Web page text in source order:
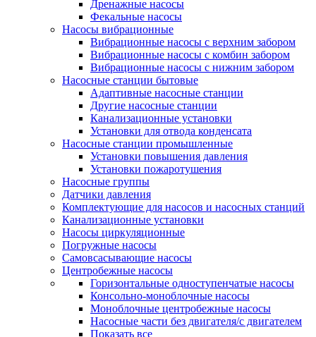
Дренажные насосы
Фекальные насосы
Насосы вибрационные
Вибрационные насосы с верхним забором
Вибрационные насосы с комбин забором
Вибрационные насосы с нижним забором
Насосные станции бытовые
Адаптивные насосные станции
Другие насосные станции
Канализационные установки
Установки для отвода конденсата
Насосные станции промышленные
Установки повышения давления
Установки пожаротушения
Насосные группы
Датчики давления
Комплектующие для насосов и насосных станций
Канализационные установки
Насосы циркуляционные
Погружные насосы
Самовсасывающие насосы
Центробежные насосы
Горизонтальные одноступенчатые насосы
Консольно-моноблочные насосы
Моноблочные центробежные насосы
Насосные части без двигателя/с двигателем
Показать все